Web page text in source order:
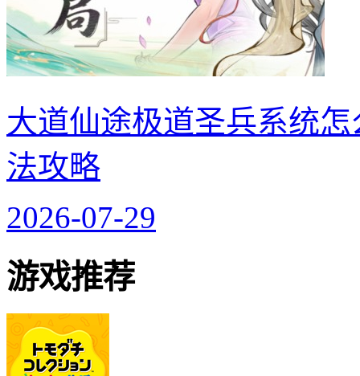
大道仙途极道圣兵系统
法攻略
2026-07-29
游戏推荐